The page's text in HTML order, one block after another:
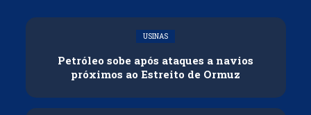
USINAS
Petróleo sobe após ataques a navios
próximos ao Estreito de Ormuz